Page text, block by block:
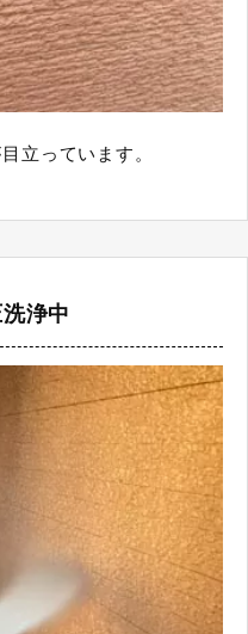
立っています。
浄中